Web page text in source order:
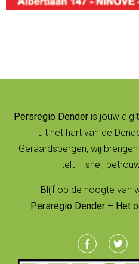
Persregio Dender is jouw
uit het hart van de
Geraardsbergen, wij
telt – snel,
Blijf op de hoogte van
Persregio Dender – Het